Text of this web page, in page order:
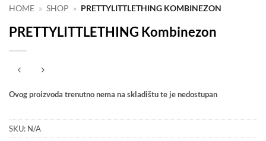
HOME » SHOP » PRETTYLITTLETHING KOMBINEZON
PRETTYLITTLETHING Kombinezon
Ovog proizvoda trenutno nema na skladištu te je nedostupan
SKU: N/A